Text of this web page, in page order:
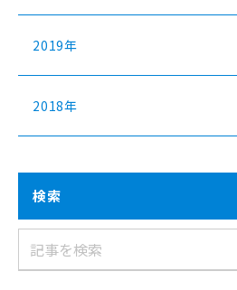
2019年
2018年
検索